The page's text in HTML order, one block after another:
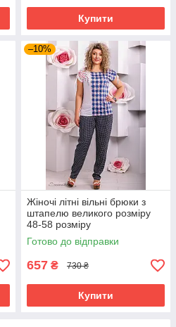
Купити
–10%
Жіночі літні вільні брюки з
штапелю великого розміру
48-58 розміру
Готово до відправки
657 ₴ 730 ₴
Купити